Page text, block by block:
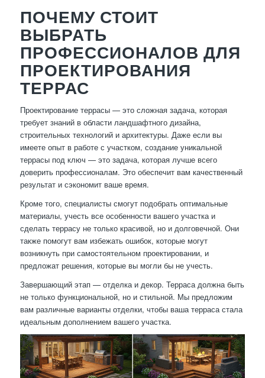
ПОЧЕМУ СТОИТ
ВЫБРАТЬ
ПРОФЕССИОНАЛОВ ДЛЯ
ПРОЕКТИРОВАНИЯ
ТЕРРАС
Проектирование террасы — это сложная задача, которая
требует знаний в области ландшафтного дизайна,
строительных технологий и архитектуры. Даже если вы
имеете опыт в работе с участком, создание уникальной
террасы под ключ — это задача, которая лучше всего
доверить профессионалам. Это обеспечит вам качественный
результат и сэкономит ваше время.
Кроме того, специалисты смогут подобрать оптимальные
материалы, учесть все особенности вашего участка и
сделать террасу не только красивой, но и долговечной. Они
также помогут вам избежать ошибок, которые могут
возникнуть при самостоятельном проектировании, и
предложат решения, которые вы могли бы не учесть.
Завершающий этап — отделка и декор. Терраса должна быть
не только функциональной, но и стильной. Мы предложим
вам различные варианты отделки, чтобы ваша терраса стала
идеальным дополнением вашего участка.